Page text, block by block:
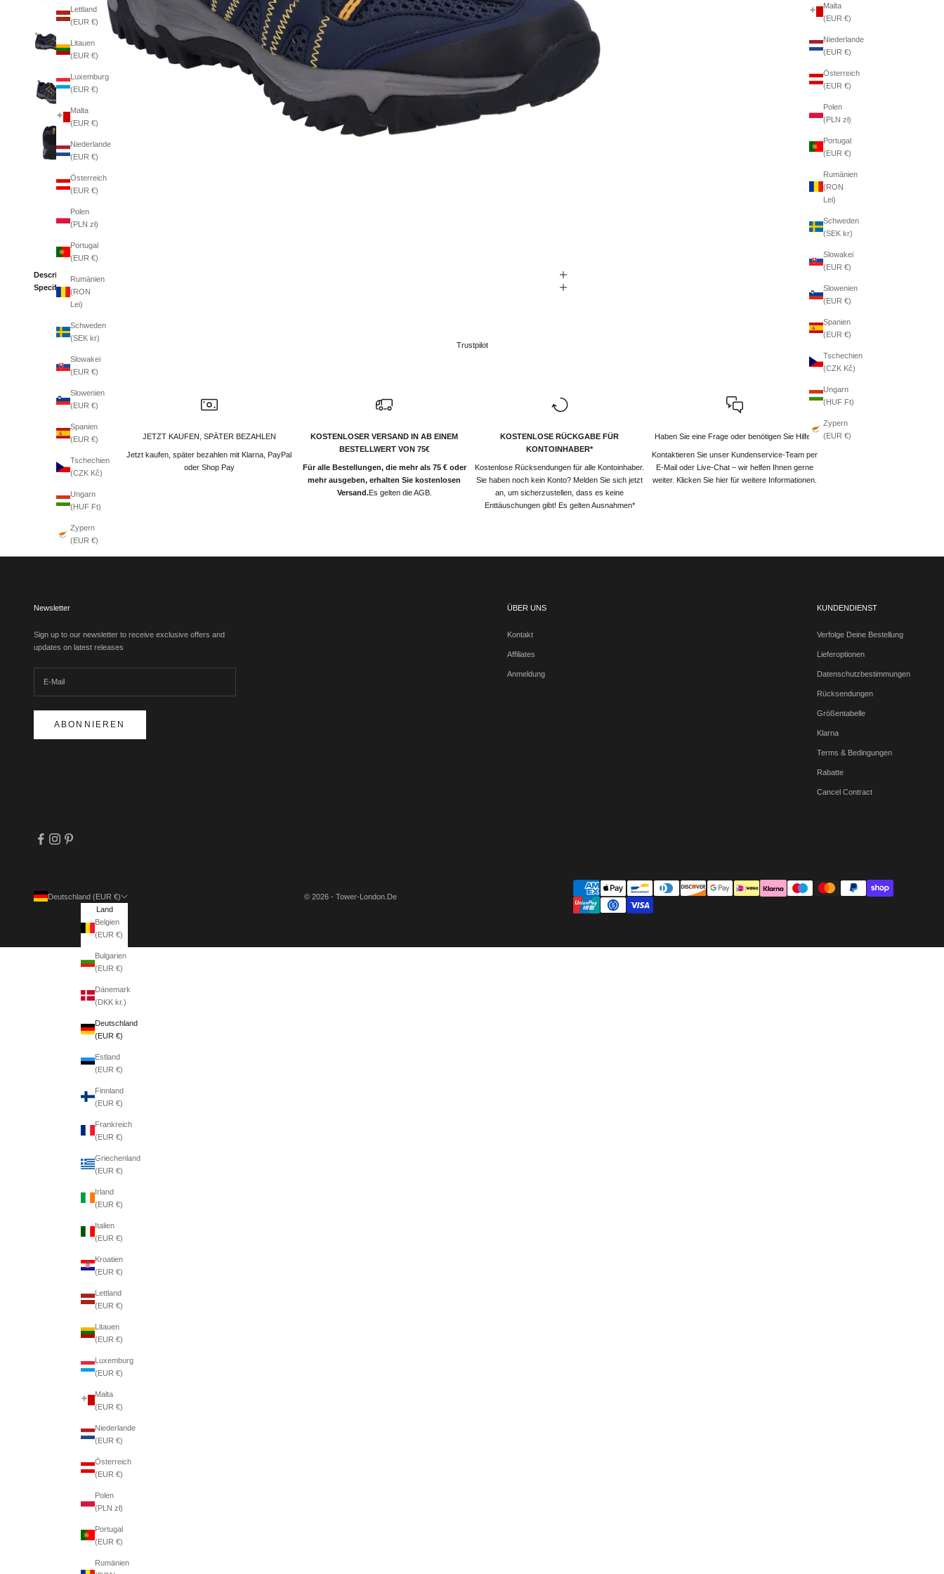
Malta
(EUR €)
Niederlande
(EUR €)
Österreich
(EUR €)
Polen
(PLN zł)
Portugal
(EUR €)
Rumänien
(RON
Lei)
Schweden
(SEK kr)
Slowakei
(EUR €)
Slowenien
(EUR €)
Spanien
(EUR €)
Tschechien
(CZK Kč)
Ungarn
(HUF Ft)
Zypern
(EUR €)
Lettland
(EUR €)
Litauen
(EUR €)
Luxemburg
(EUR €)
Malta
(EUR €)
Niederlande
(EUR €)
Österreich
(EUR €)
Polen
(PLN zł)
Portugal
(EUR €)
Rumänien
(RON
Lei)
Schweden
(SEK kr)
Slowakei
(EUR €)
Slowenien
(EUR €)
Spanien
(EUR €)
Tschechien
(CZK Kč)
Ungarn
(HUF Ft)
Zypern
(EUR €)
Description
Specifications
Trustpilot
JETZT KAUFEN, SPÄTER BEZAHLEN
Jetzt kaufen, später bezahlen mit Klarna, PayPal
oder Shop Pay
KOSTENLOSER VERSAND IN AB EINEM
BESTELLWERT VON 75€
Für alle Bestellungen, die mehr als 75 € oder
mehr ausgeben, erhalten Sie kostenlosen
Versand.Es gelten die AGB.
KOSTENLOSE RÜCKGABE FÜR
KONTOINHABER*
Kostenlose Rücksendungen für alle Kontoinhaber.
Sie haben noch kein Konto? Melden Sie sich jetzt
an, um sicherzustellen, dass es keine
Enttäuschungen gibt! Es gelten Ausnahmen*
Haben Sie eine Frage oder benötigen Sie Hilfe?
Kontaktieren Sie unser Kundenservice-Team per
E-Mail oder Live-Chat – wir helfen Ihnen gerne
weiter. Klicken Sie hier für weitere Informationen.
Newsletter
Sign up to our newsletter to receive exclusive offers and
updates on latest releases
ABONNIEREN
ÜBER UNS
Kontakt
Affiliates
Anmeldung
KUNDENDIENST
Verfolge Deine Bestellung
Lieferoptionen
Datenschutzbestimmungen
Rücksendungen
Größentabelle
Klarna
Terms & Bedingungen
Rabatte
Cancel Contract
Deutschland (EUR €)
Land
Belgien
(EUR €)
Bulgarien
(EUR €)
Dänemark
(DKK kr.)
Deutschland
(EUR €)
Estland
(EUR €)
Finnland
(EUR €)
Frankreich
(EUR €)
Griechenland
(EUR €)
Irland
(EUR €)
Italien
(EUR €)
Kroatien
(EUR €)
Lettland
(EUR €)
Litauen
(EUR €)
Luxemburg
(EUR €)
Malta
(EUR €)
Niederlande
(EUR €)
Österreich
(EUR €)
Polen
(PLN zł)
Portugal
(EUR €)
Rumänien
© 2026 - Tower-London.De